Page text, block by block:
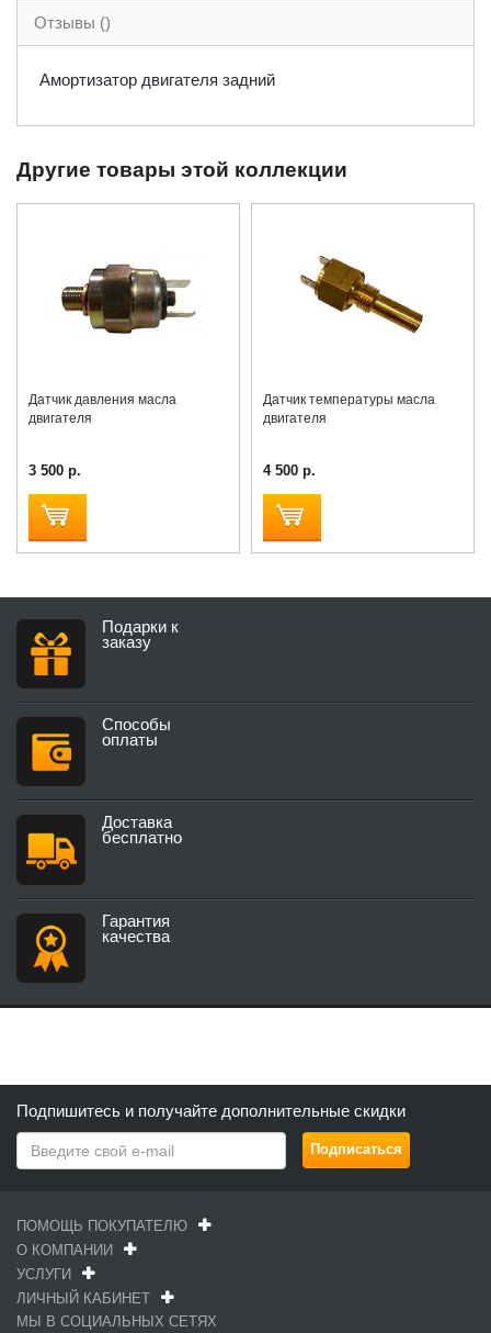
Отзывы ()
Амортизатор двигателя задний
Другие товары этой коллекции
Датчик давления масла
двигателя
3 500 р.
Датчик температуры масла
двигателя
4 500 р.
Подарки к
заказу
Способы
оплаты
Доставка
бесплатно
Гарантия
качества
Подпишитесь и получайте дополнительные скидки
ПОМОЩЬ ПОКУПАТЕЛЮ
О КОМПАНИИ
УСЛУГИ
ЛИЧНЫЙ КАБИНЕТ
МЫ В СОЦИАЛЬНЫХ СЕТЯХ